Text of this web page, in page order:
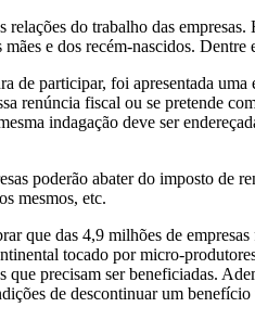
do trabalho das
e dos recém-nascidos. Dentre
de participar, foi apresentada
renúncia fiscal ou se pretende
indagação deve ser
poderão abater do imposto de
mesmos, etc.
que das 4,9 milhões de
tocado por micro-
que precisam ser beneficiadas.
de descontinuar um